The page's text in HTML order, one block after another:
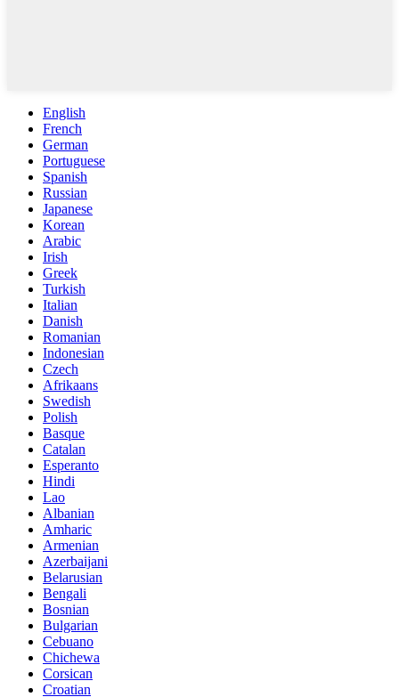
English
French
German
Portuguese
Spanish
Russian
Japanese
Korean
Arabic
Irish
Greek
Turkish
Italian
Danish
Romanian
Indonesian
Czech
Afrikaans
Swedish
Polish
Basque
Catalan
Esperanto
Hindi
Lao
Albanian
Amharic
Armenian
Azerbaijani
Belarusian
Bengali
Bosnian
Bulgarian
Cebuano
Chichewa
Corsican
Croatian